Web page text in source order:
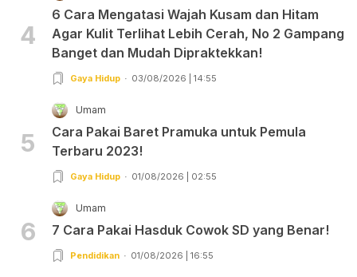
4
6 Cara Mengatasi Wajah Kusam dan Hitam
Agar Kulit Terlihat Lebih Cerah, No 2 Gampang
Banget dan Mudah Dipraktekkan!
Gaya Hidup 03/08/2026 | 14:55
5
Umam
Cara Pakai Baret Pramuka untuk Pemula
Terbaru 2023!
Gaya Hidup 01/08/2026 | 02:55
6
Umam
7 Cara Pakai Hasduk Cowok SD yang Benar!
Pendidikan 01/08/2026 | 16:55